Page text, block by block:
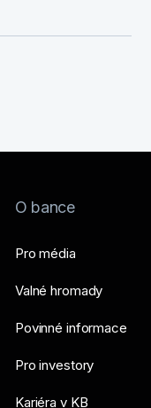
O bance
Pro média
Valné hromady
Povinné informace
Pro investory
Kariéra v KB